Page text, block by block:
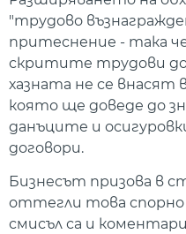
"трудово
притеснение - така
скритите трудови
хазната не се внасят
която ще доведе до
данъците и
договори.
Бизнесът призова в
оттегли това
смисъл са и